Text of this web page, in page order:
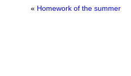
« Homework of the summer